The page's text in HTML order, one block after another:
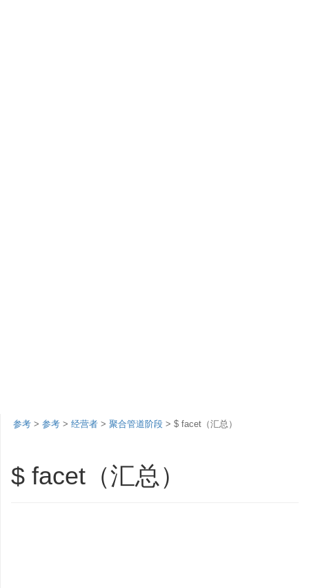
参考 > 参考 > 经营者 > 聚合管道阶段 > $ facet（汇总）
$ facet（汇总）